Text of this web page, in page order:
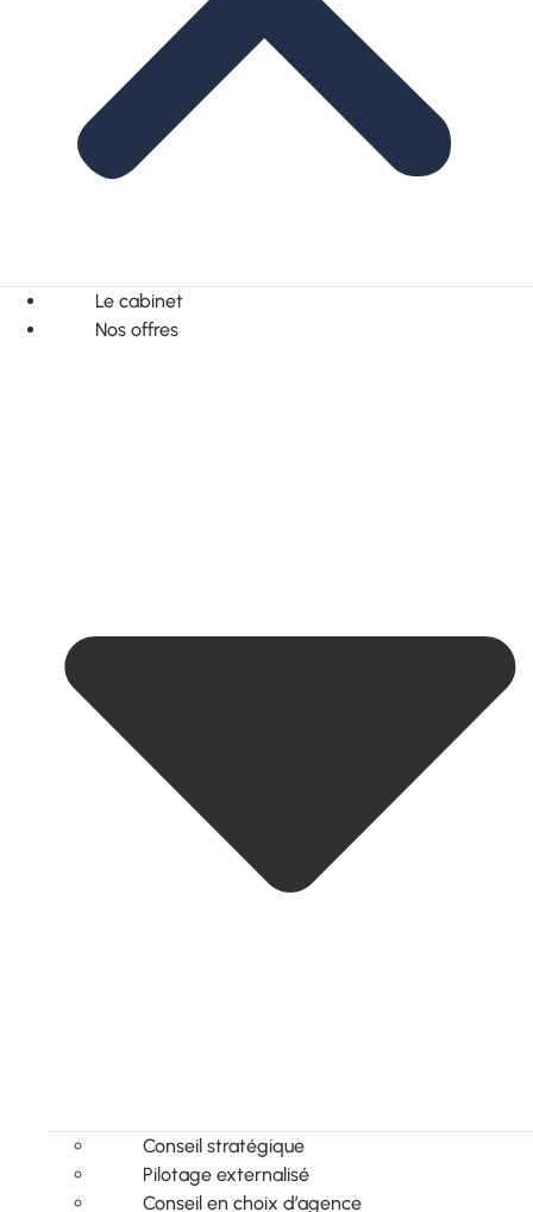
Le cabinet
Nos offres
Conseil stratégique
Pilotage externalisé
Conseil en choix d’agence